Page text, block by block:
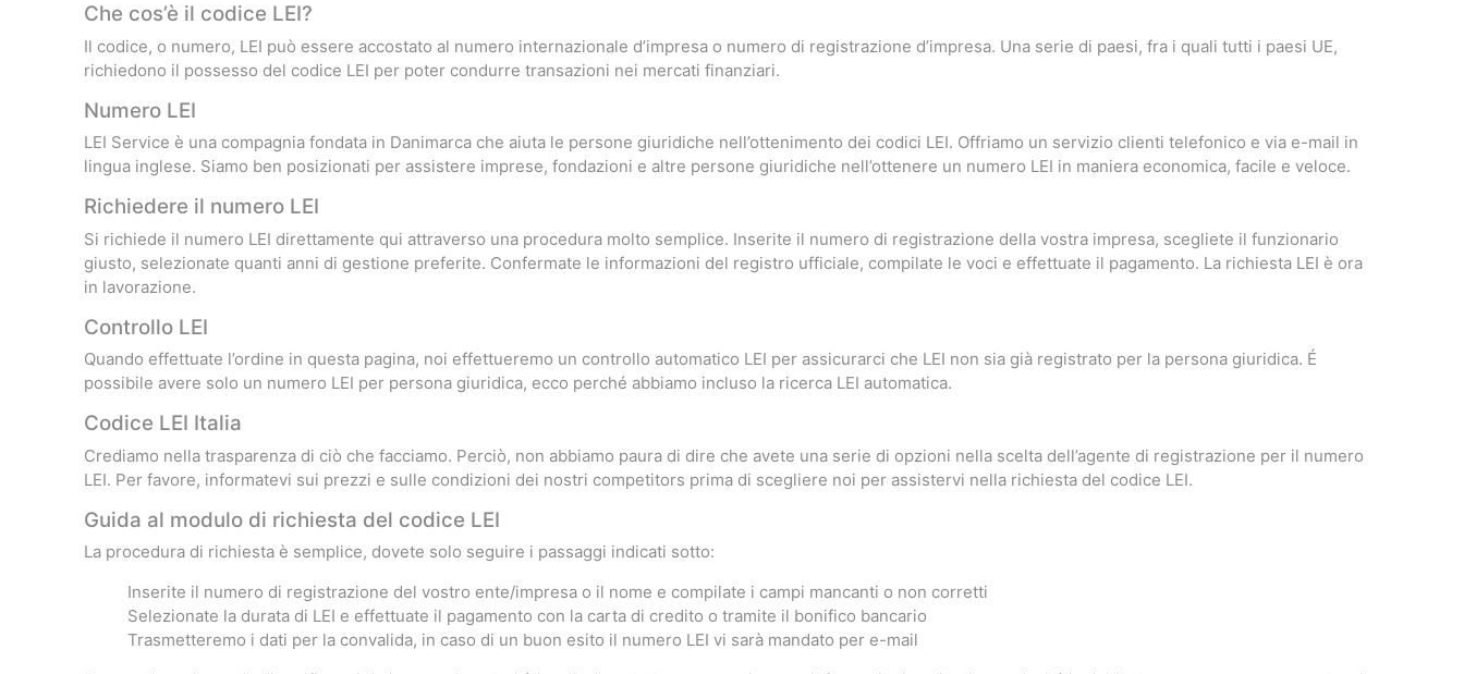
Che cos’è il codice LEI?
Il codice, o numero, LEI può essere accostato al numero internazionale d’impresa o numero di registrazione d’impresa. Una serie di paesi, fra i quali tutti i paesi UE,
richiedono il possesso del codice LEI per poter condurre transazioni nei mercati finanziari.
Numero LEI
LEI Service è una compagnia fondata in Danimarca che aiuta le persone giuridiche nell’ottenimento dei codici LEI. Offriamo un servizio clienti telefonico e via e-mail in
lingua inglese. Siamo ben posizionati per assistere imprese, fondazioni e altre persone giuridiche nell’ottenere un numero LEI in maniera economica, facile e veloce.
Richiedere il numero LEI
Si richiede il numero LEI direttamente qui attraverso una procedura molto semplice. Inserite il numero di registrazione della vostra impresa, scegliete il funzionario
giusto, selezionate quanti anni di gestione preferite. Confermate le informazioni del registro ufficiale, compilate le voci e effettuate il pagamento. La richiesta LEI è ora
in lavorazione.
Controllo LEI
Quando effettuate l’ordine in questa pagina, noi effettueremo un controllo automatico LEI per assicurarci che LEI non sia già registrato per la persona giuridica. É
possibile avere solo un numero LEI per persona giuridica, ecco perché abbiamo incluso la ricerca LEI automatica.
Codice LEI Italia
Crediamo nella trasparenza di ciò che facciamo. Perciò, non abbiamo paura di dire che avete una serie di opzioni nella scelta dell’agente di registrazione per il numero
LEI. Per favore, informatevi sui prezzi e sulle condizioni dei nostri competitors prima di scegliere noi per assistervi nella richiesta del codice LEI.
Guida al modulo di richiesta del codice LEI
La procedura di richiesta è semplice, dovete solo seguire i passaggi indicati sotto:
Inserite il numero di registrazione del vostro ente/impresa o il nome e compilate i campi mancanti o non corretti
Selezionate la durata di LEI e effettuate il pagamento con la carta di credito o tramite il bonifico bancario
Trasmetteremo i dati per la convalida, in caso di un buon esito il numero LEI vi sarà mandato per e-mail